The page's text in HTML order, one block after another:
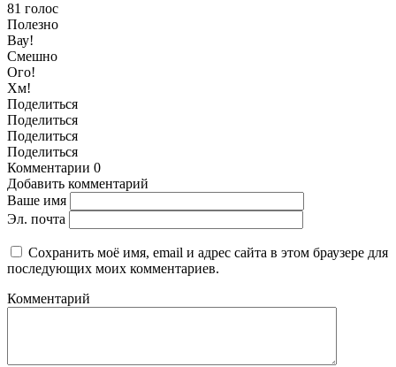
81 голос
Полезно
Вау!
Смешно
Ого!
Хм!
Поделиться
Поделиться
Поделиться
Поделиться
Комментарии 0
Добавить комментарий
Ваше имя
Эл. почта
Сохранить моё имя, email и адрес сайта в этом браузере для
последующих моих комментариев.
Комментарий